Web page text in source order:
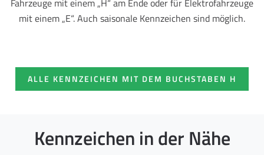
Fahrzeuge mit einem „H“ am Ende oder für Elektrofahrzeuge
mit einem „E“. Auch saisonale Kennzeichen sind möglich.
ALLE KENNZEICHEN MIT DEM BUCHSTABEN H
Kennzeichen in der Nähe